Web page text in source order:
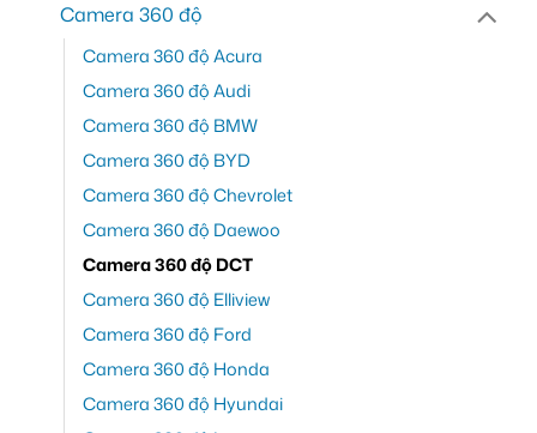
Camera 360 độ
Camera 360 độ Acura
Camera 360 độ Audi
Camera 360 độ BMW
Camera 360 độ BYD
Camera 360 độ Chevrolet
Camera 360 độ Daewoo
Camera 360 độ DCT
Camera 360 độ Elliview
Camera 360 độ Ford
Camera 360 độ Honda
Camera 360 độ Hyundai